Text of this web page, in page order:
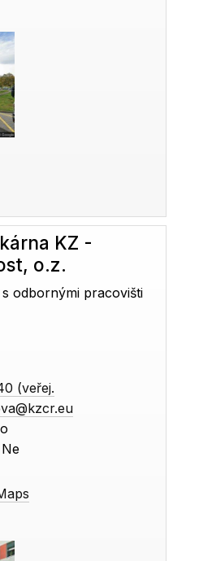
KZ -
o.z.
odbornými pracovišti
(veřej.
Ne